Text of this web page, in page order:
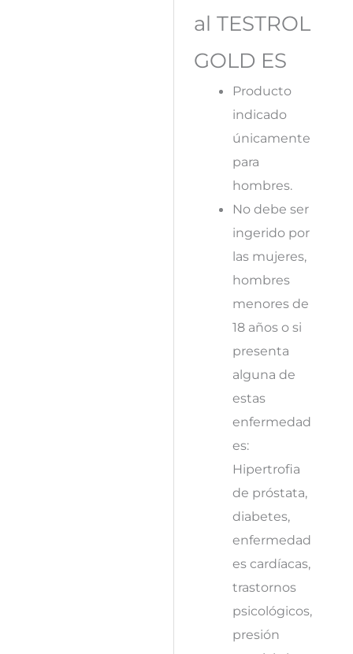
al TESTROL
GOLD ES
Producto
indicado
únicamente
para
hombres.
No debe ser
ingerido por
las mujeres,
hombres
menores de
18 años o si
presenta
alguna de
estas
enfermedad
es:
Hipertrofia
de próstata,
diabetes,
enfermedad
es cardíacas,
trastornos
psicológicos,
presión